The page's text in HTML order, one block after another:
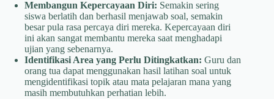
Membangun Kepercayaan Diri: Semakin sering
siswa berlatih dan berhasil menjawab soal, semakin
besar pula rasa percaya diri mereka. Kepercayaan diri
ini akan sangat membantu mereka saat menghadapi
ujian yang sebenarnya.
Identifikasi Area yang Perlu Ditingkatkan: Guru dan
orang tua dapat menggunakan hasil latihan soal untuk
mengidentifikasi topik atau mata pelajaran mana yang
masih membutuhkan perhatian lebih.